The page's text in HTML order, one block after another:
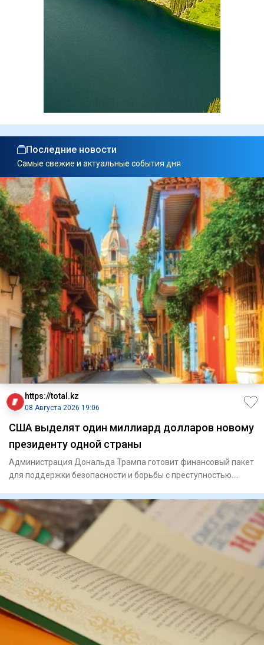
Последние новости
Самые свежие и актуальные события дня
https://total.kz
08 Августа 2026 19:06
США выделят один миллиард долларов новому
президенту одной страны
Администрация Дональда Трампа готовит финансовый пакет
для поддержки безопасности и борьбы с преступностью.